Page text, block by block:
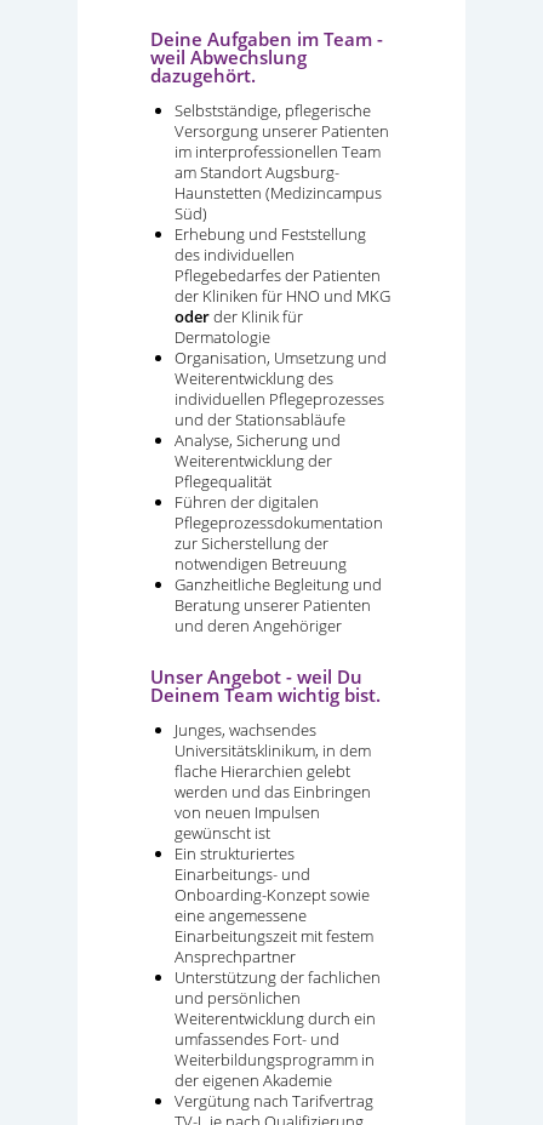
Deine Aufgaben im Team -
weil Abwechslung
dazugehört.
Selbstständige, pflegerische
Versorgung unserer Patienten
im interprofessionellen Team
am Standort Augsburg-
Haunstetten (Medizincampus
Süd)
Erhebung und Feststellung
des individuellen
Pflegebedarfes der Patienten
der Kliniken für HNO und MKG
oderder Klinik für
Dermatologie
Organisation, Umsetzung und
Weiterentwicklung des
individuellen Pflegeprozesses
und der Stationsabläufe
Analyse, Sicherung und
Weiterentwicklung der
Pflegequalität
Führen der digitalen
Pflegeprozessdokumentation
zur Sicherstellung der
notwendigen Betreuung
Ganzheitliche Begleitung und
Beratung unserer Patienten
und deren Angehöriger
Unser Angebot - weil Du
Deinem Team wichtig bist.
Junges, wachsendes
Universitätsklinikum, in dem
flache Hierarchien gelebt
werden und das Einbringen
von neuen Impulsen
gewünscht ist
Ein strukturiertes
Einarbeitungs- und
Onboarding-Konzept sowie
eine angemessene
Einarbeitungszeit mit festem
Ansprechpartner
Unterstützung der fachlichen
und persönlichen
Weiterentwicklung durch ein
umfassendes Fort- und
Weiterbildungsprogramm in
der eigenen Akademie
Vergütung nach Tarifvertrag